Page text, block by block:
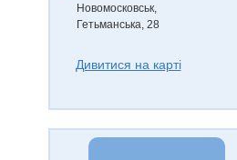
Новомосковськ,
Гетьманська, 28
Дивитися на карті